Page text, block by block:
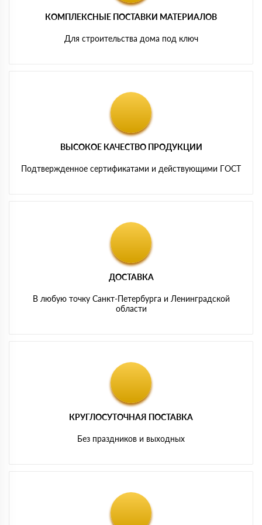
КОМПЛЕКСНЫЕ ПОСТАВКИ МАТЕРИАЛОВ
Для строительства дома под ключ
ВЫСОКОЕ КАЧЕСТВО ПРОДУКЦИИ
Подтвержденное сертификатами и действующими ГОСТ
ДОСТАВКА
В любую точку Санкт-Петербурга и Ленинградской
области
КРУГЛОСУТОЧНАЯ ПОСТАВКА
Без праздников и выходных